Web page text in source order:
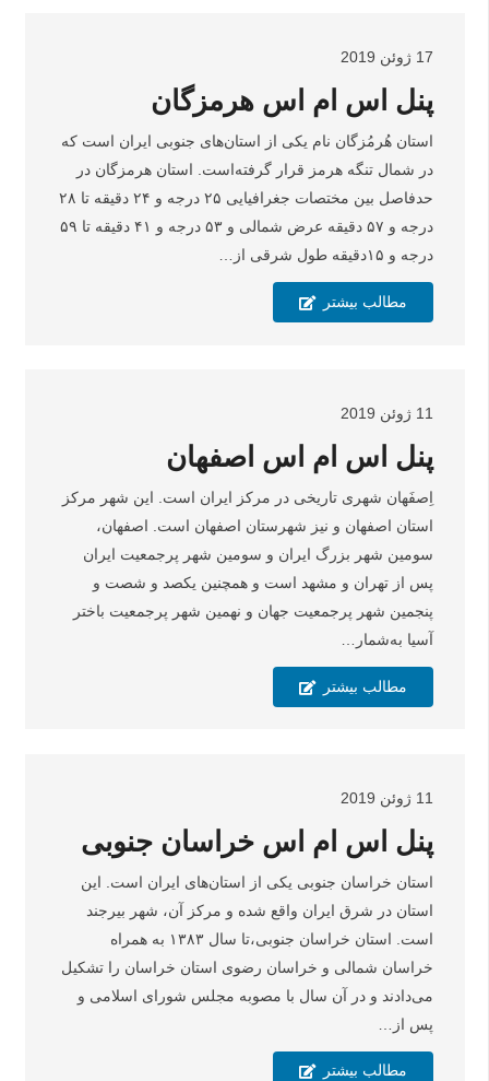
17 ژوئن 2019
پنل اس ام اس هرمزگان
استان هُرمُزگان نام یکی از استان‌های جنوبی ایران است که
در شمال تنگه هرمز قرار گرفته‌است. استان هرمزگان در
حدفاصل بین مختصات جغرافیایی ۲۵ درجه و ۲۴ دقیقه تا ۲۸
درجه و ۵۷ دقیقه عرض شمالی و ۵۳ درجه و ۴۱ دقیقه تا ۵۹
درجه و ۱۵دقیقه طول شرقی از…
مطالب بیشتر
11 ژوئن 2019
پنل اس ام اس اصفهان
اِصفَهان شهری تاریخی در مرکز ایران است. این شهر مرکز
استان اصفهان و نیز شهرستان اصفهان است. اصفهان،
سومین شهر بزرگ ایران و سومین شهر پرجمعیت ایران
پس از تهران و مشهد است و همچنین یکصد و شصت و
پنجمین شهر پرجمعیت جهان و نهمین شهر پرجمعیت باختر
آسیا به‌شمار…
مطالب بیشتر
11 ژوئن 2019
پنل اس ام اس خراسان جنوبی
استان خراسان جنوبی یکی از استان‌های ایران است. این
استان در شرق ایران واقع شده و مرکز آن، شهر بیرجند
است. استان خراسان جنوبی،تا سال ۱۳۸۳ به همراه
خراسان شمالی و خراسان رضوی استان خراسان را تشکیل
می‌دادند و در آن سال با مصوبه مجلس شورای اسلامی و
پس از…
مطالب بیشتر